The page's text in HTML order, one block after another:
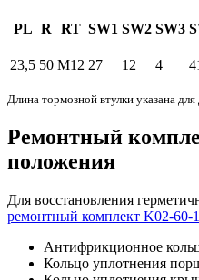
PL R RT SW1 SW2 SW3
23,5 50 M12 27 12 4
Длина тормозной втулки указана
Ремонтный
положения
Для восстановления
ремонтный комплект K02-60-
Антифрикционное
Кольцо уплотнения